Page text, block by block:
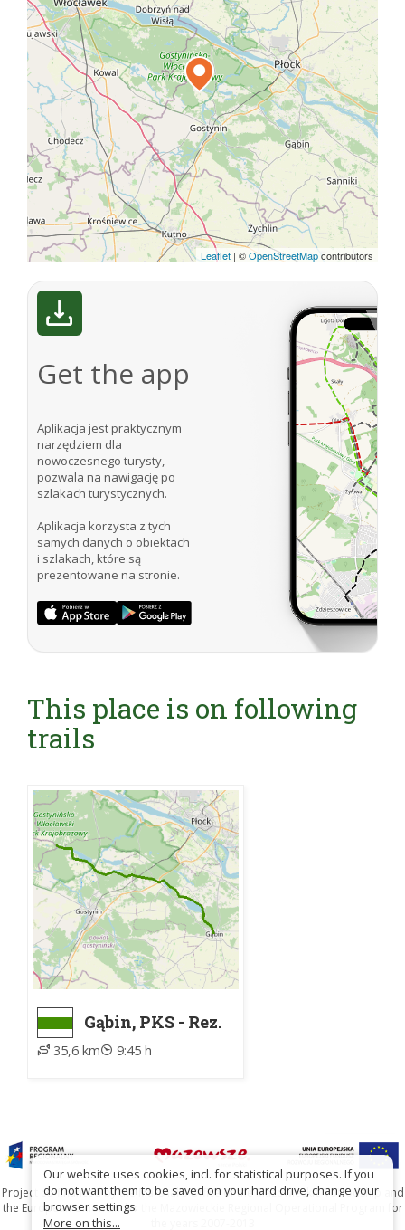
Leaflet | ©OpenStreetMapcontributors
Get the app
Aplikacja jest praktycznym
narzędziem dla
nowoczesnego turysty,
pozwala na nawigację po
szlakach turystycznych.
Aplikacja korzysta z tych
samych danych o obiektach
i szlakach, które są
prezentowane na stronie.
This place is on following
trails
Gąbin, PKS - Rez.
Lubaty, skraj
zachodni
35,6 km 9:45 h
Project co-financed by the Marshal's Office of the Mazowieckie Voivodship and
the European Union under the Mazowieckie Regional Operational Program for
Our website uses cookies, incl. for statistical purposes. If you
do not want them to be saved on your hard drive, change your
browser settings.
More on this...